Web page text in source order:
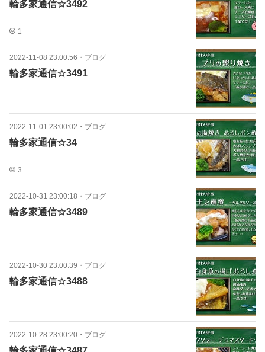
輪多家通信☆3492
1
2022-11-08 23:00:56 ・ ブログ
輪多家通信☆3491
2022-11-01 23:00:02 ・ ブログ
輪多家通信☆34
3
2022-10-31 23:00:18 ・ ブログ
輪多家通信☆3489
2022-10-30 23:00:39 ・ ブログ
輪多家通信☆3488
2022-10-28 23:00:20 ・ ブログ